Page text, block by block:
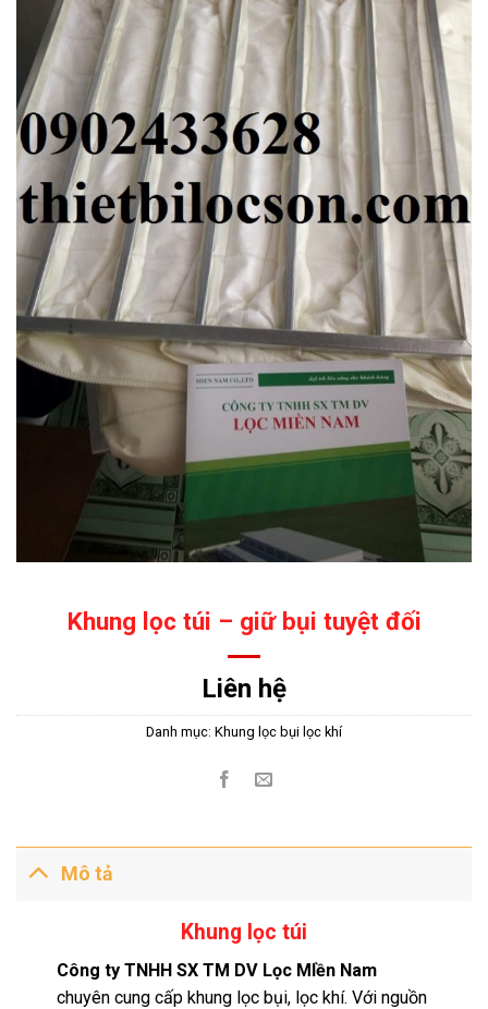
Khung lọc túi – giữ bụi tuyệt đối
Liên hệ
Danh mục: Khung lọc bụi lọc khí
Mô tả
Khung lọc túi
Công ty TNHH SX TM DV Lọc MIền Nam
chuyên cung cấp khung lọc bụi, lọc khí. Với nguồn